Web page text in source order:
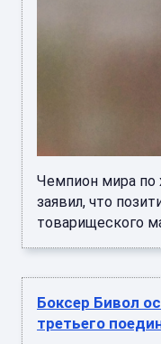
Чемпион мира
заявил, что
товарищеского
Боксер Бивол
третьего